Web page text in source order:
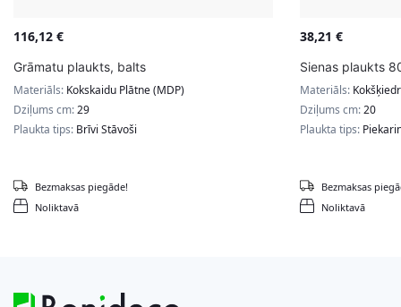
116,12 €
Grāmatu plaukts, balts
Materiāls: Kokskaidu Plātne (MDP)
Dziļums cm:29
Plaukta tips: Brīvi Stāvoši
Noliktavā
Bezmaksas piegāde!
38,21 €
Sienas plaukts
Materiāls:
Dziļums cm:20
Plaukta tips:
Noliktavā
Bezmaksas